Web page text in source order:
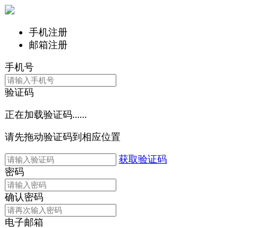
手机注册
邮箱注册
手机号
验证码
正在加载验证码......
请先拖动验证码到相应位置
获取验证码
密码
确认密码
电子邮箱